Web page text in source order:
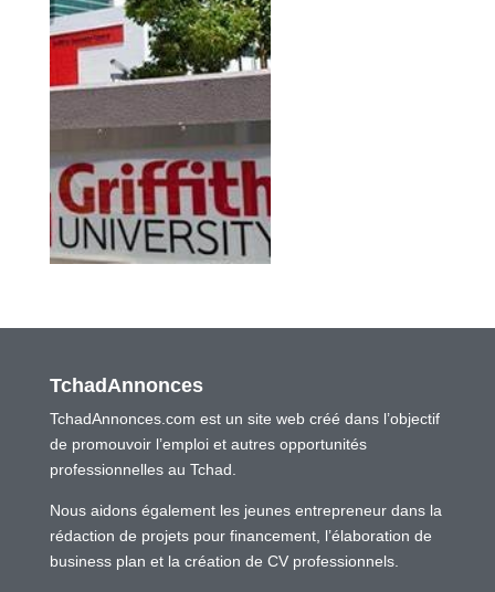
TchadAnnonces
TchadAnnonces.com est un site web créé dans l’objectif
de promouvoir l’emploi et autres opportunités
professionnelles au Tchad.
Nous aidons également les jeunes entrepreneur dans la
rédaction de projets pour financement, l’élaboration de
business plan et la création de CV professionnels.